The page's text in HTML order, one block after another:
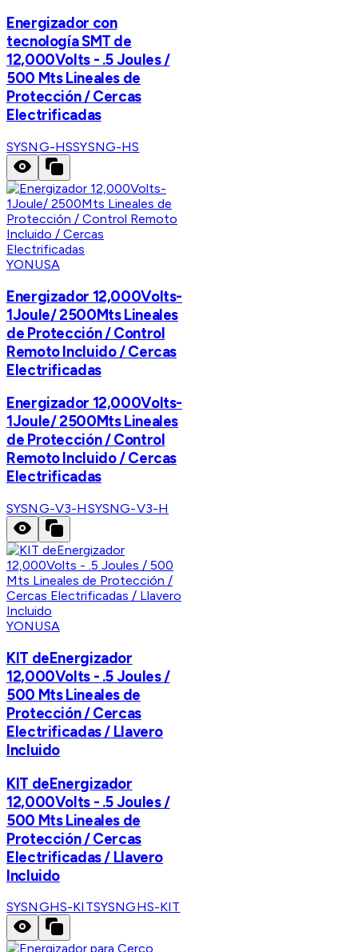
Energizador con
tecnología SMT de
12,000Volts - .5 Joules /
500 Mts Lineales de
Protección / Cercas
Electrificadas
SYSNG-HSSYSNG-HS
YONUSA
Energizador 12,000Volts-
1Joule/ 2500Mts Lineales
de Protección / Control
Remoto Incluido / Cercas
Electrificadas
Energizador 12,000Volts-
1Joule/ 2500Mts Lineales
de Protección / Control
Remoto Incluido / Cercas
Electrificadas
SYSNG-V3-HSYSNG-V3-H
YONUSA
KIT deEnergizador
12,000Volts - .5 Joules /
500 Mts Lineales de
Protección / Cercas
Electrificadas / Llavero
Incluido
KIT deEnergizador
12,000Volts - .5 Joules /
500 Mts Lineales de
Protección / Cercas
Electrificadas / Llavero
Incluido
SYSNGHS-KITSYSNGHS-KIT